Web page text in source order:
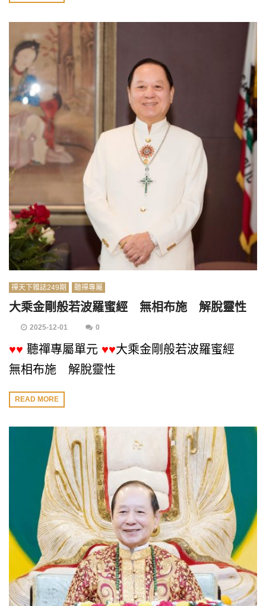
禪天下雜誌249期 聽禪專屬
大乘金剛般若波羅蜜經 無相布施 解脫靈性
2025-12-01 0
♥♥ 聽禪專屬單元 ♥♥大乘金剛般若波羅蜜經
無相布施 解脫靈性
READ MORE